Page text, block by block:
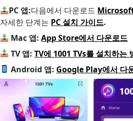
PC 앱:다음에서 다운로드
자세한 단계는 PC 설치 가이드.
Mac 앱: App Store에서 다운로드
TV 앱: TV에 1001 TVs를 설치하는
Android 앱: Google Play에서 다